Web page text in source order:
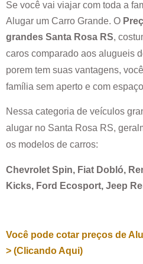
Se você vai viajar com toda a
Alugar um Carro Grande. O
grandes Santa Rosa RS,
caros comparado aos alugueis
porem tem suas vantagens,
família sem aperto e com
Nessa categoria de veículos
alugar no Santa Rosa RS,
os modelos de carros:
Chevrolet Spin, Fiat Dobló,
Kicks, Ford Ecosport, Jeep
Você pode cotar preços de
> (Clicando Aqui)